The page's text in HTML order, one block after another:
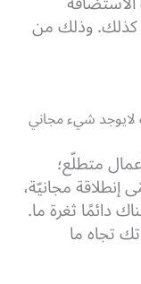
كذلك. وذلك من
لايوجد شيء مجاني
متطلّع؛
مجانيّة،
دائمًا ثغرة ما.
تجاه ما